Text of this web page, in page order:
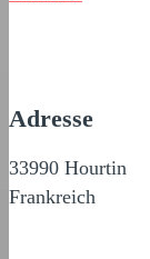
Adresse
33990 Hourtin
Frankreich